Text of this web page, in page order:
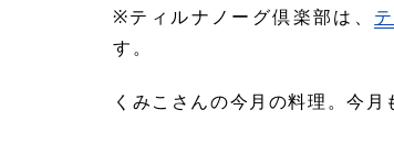
※ティルナノーグ倶楽部は、
す。
くみこさんの今月の料理。今月